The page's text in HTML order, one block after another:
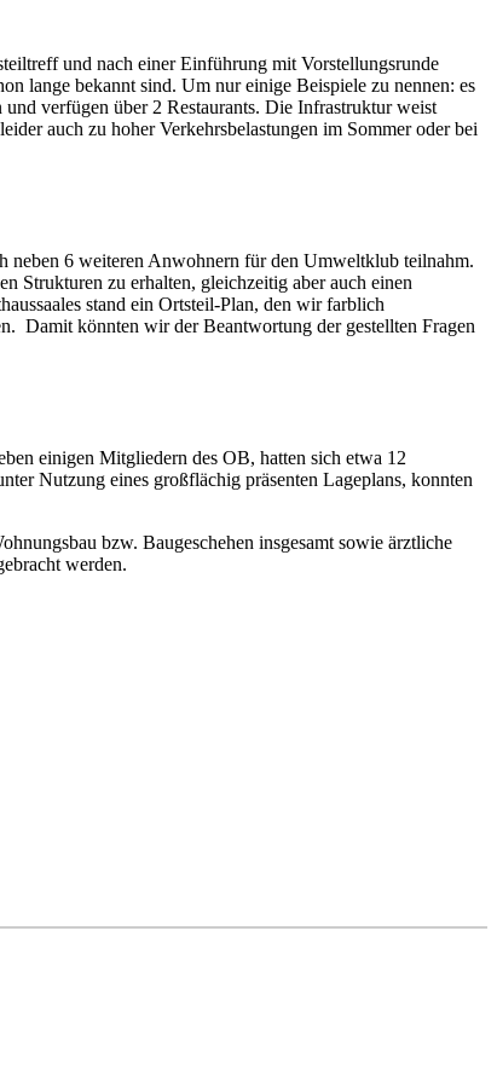
und nach einer Einführung mit Vorstellungsrunde
lange bekannt sind. Um nur einige Beispiele zu nennen: es
verfügen über 2 Restaurants. Die Infrastruktur weist
auch zu hoher Verkehrsbelastungen im Sommer oder bei
neben 6 weiteren Anwohnern für den Umweltklub teilnahm.
Strukturen zu erhalten, gleichzeitig aber auch einen
stand ein Ortsteil-Plan, den wir farblich
Damit könnten wir der Beantwortung der gestellten Fragen
einigen Mitgliedern des OB, hatten sich etwa 12
Nutzung eines großflächig präsenten Lageplans, konnten
bzw. Baugeschehen insgesamt sowie ärztliche
werden.